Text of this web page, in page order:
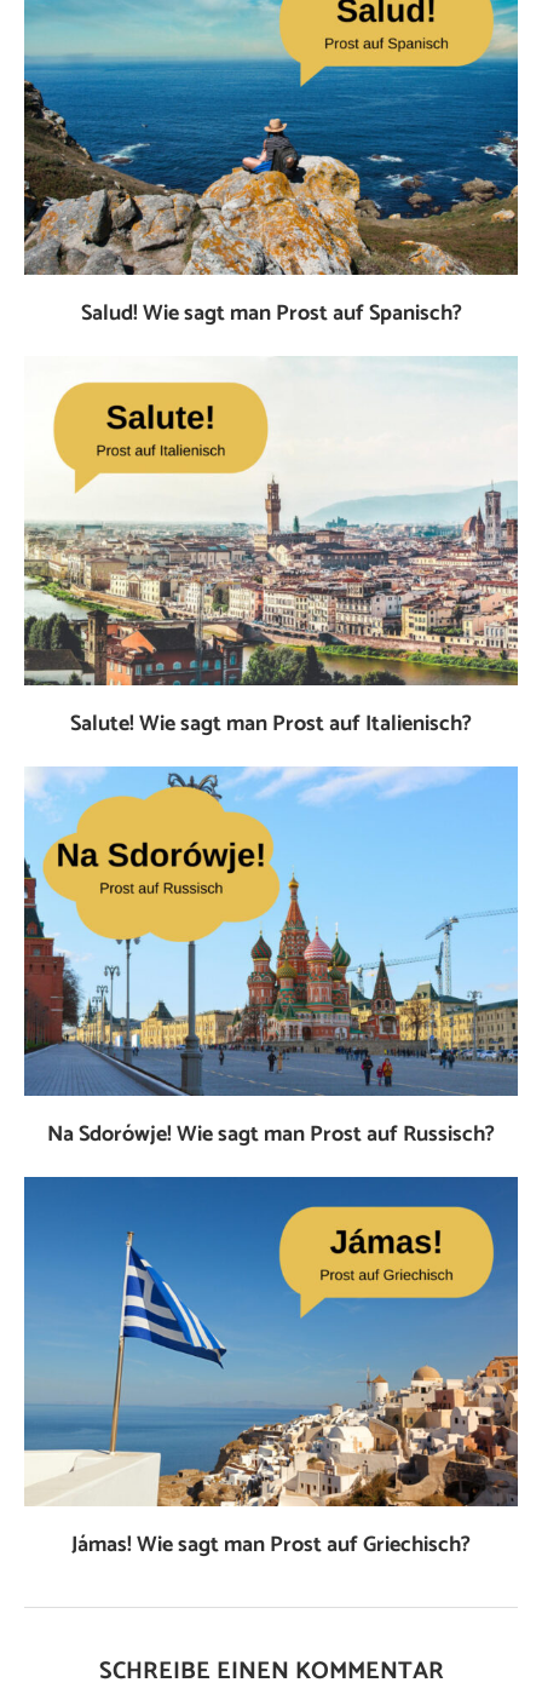
Salud! Wie sagt man Prost auf Spanisch?
Salute! Wie sagt man Prost auf Italienisch?
Na Sdorówje! Wie sagt man Prost auf Russisch?
Jámas! Wie sagt man Prost auf Griechisch?
SCHREIBE EINEN KOMMENTAR